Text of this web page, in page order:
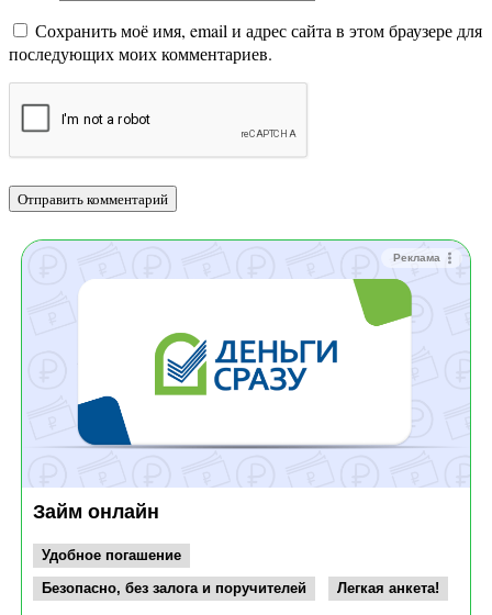
Сохранить моё имя, email и адрес сайта в этом браузере для
последующих моих комментариев.
Реклама
Займ онлайн
Удобное погашение
Безопасно, без залога и поручителей
Легкая анкета!